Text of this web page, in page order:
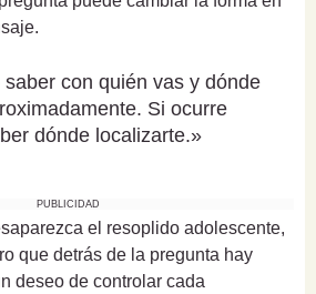
con quién vas y dónde
Si ocurre
dónde localizarte.»
PUBLICIDAD
el resoplido adolescente,
que detrás de la pregunta hay
deseo de controlar cada